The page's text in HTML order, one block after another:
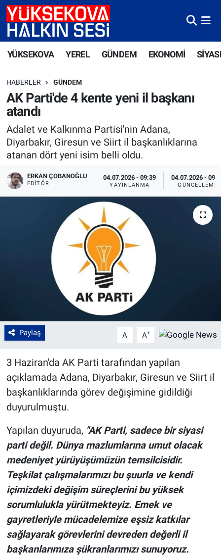
YÜKSEKOVA YEREL GÜNDEM EKONOMİ
HABERLER GÜNDEM
AK Parti'de 4 kente yeni il başkanı
atandı
Adalet ve Kalkınma Partisi'nin Adana,
Diyarbakır, Giresun ve Siirt il başkanlıklarına
atanan dört yeni isim belli oldu.
ERKAN ÇOBANOĞLU
EDITÖR
04.07.2026 - 09:39
YAYINLANMA
04.07.2026 -
GÜNCELLEME
Paylaş A- A+
3 Haziran'da AK Parti tarafından yapılan
açıklamada Adana, Diyarbakır, Giresun ve Siirt il
başkanlıklarında görev değişimine gidildiği
duyurulmuştu.
Yapılan duyuruda, "AK Parti, sadece bir siyasi
parti değil. Dünya mazlumlarına umut olacak
medeniyet yürüyüşümüzün temsilcisidir.
Teşkilat çalışmalarımızı bu şuurla ve kendi
içimizdeki değişim süreçlerini bu yüksek
sorumlulukla yürütmekteyiz. Emek ve
gayretleriyle mücadelemize eşsiz katkılar
sağlayarak görevlerini devreden değerli il
başkanlarımıza şükranlarımızı sunuyoruz.
Yüksekova Nöbetçi Eczaneler
Süper Lig Puan Durumu ve Fikstür
Tüm Manşetler
Son Dakika Haberleri